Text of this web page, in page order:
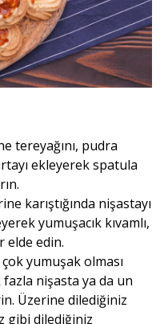
tereyağını, pudra
ekleyerek spatula
karıştığında nişastayı
yumuşacık kıvamlı,
elde edin.
yumuşak olması
nişasta ya da un
Üzerine dilediğiniz
gibi dilediğiniz